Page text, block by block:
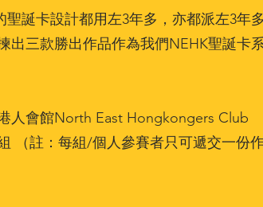
聖誕卡設計都用左3年多，亦都派左3
出三款勝出作品作為我們NEHK聖誕卡
人會館North East Hongkongers Club
（註：每組/個人參賽者只可遞交一份作